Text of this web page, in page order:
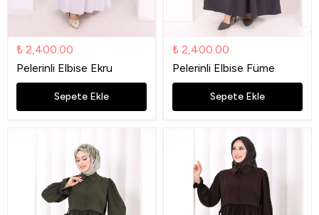
₺ 2,400.00
Pelerinli Elbise Ekru
Sepete Ekle
₺ 2,400.00
Pelerinli Elbise Füme
Sepete Ekle